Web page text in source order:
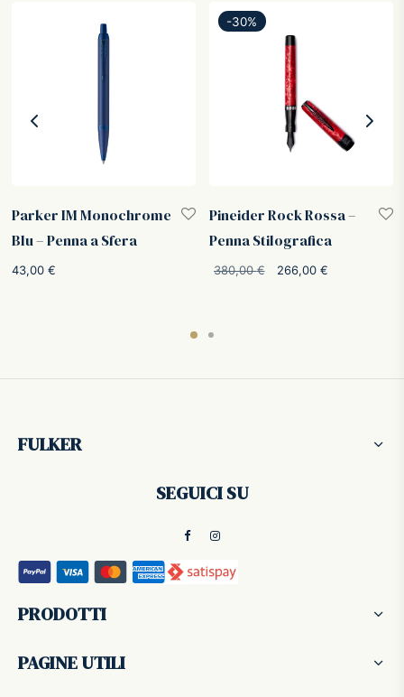
Parker IM Monochrome
Blu – Penna a Sfera
43,00 €
-30%
Pineider Rock Rossa –
Penna Stilografica
380,00€
Il prezzo
266,00 €
FULKER
SEGUICI SU
PRODOTTI
PAGINE UTILI